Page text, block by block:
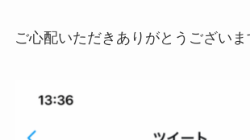
ご心配いただきありがとうございま